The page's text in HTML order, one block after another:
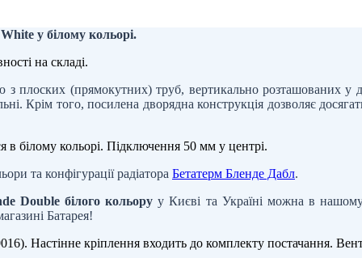
у білому кольорі.
на складі.
з плоских (прямокутних) труб, вертикально розташованих
Крім того, посилена дворядна конструкція дозволяє
в білому кольорі. Підключення 50 мм у центрі.
та конфігурації радіатора Бетатерм Бленде Дабл.
Double білого кольору у Києві та Україні можна в
Батарея!
Настінне кріплення входить до комплекту постачання.